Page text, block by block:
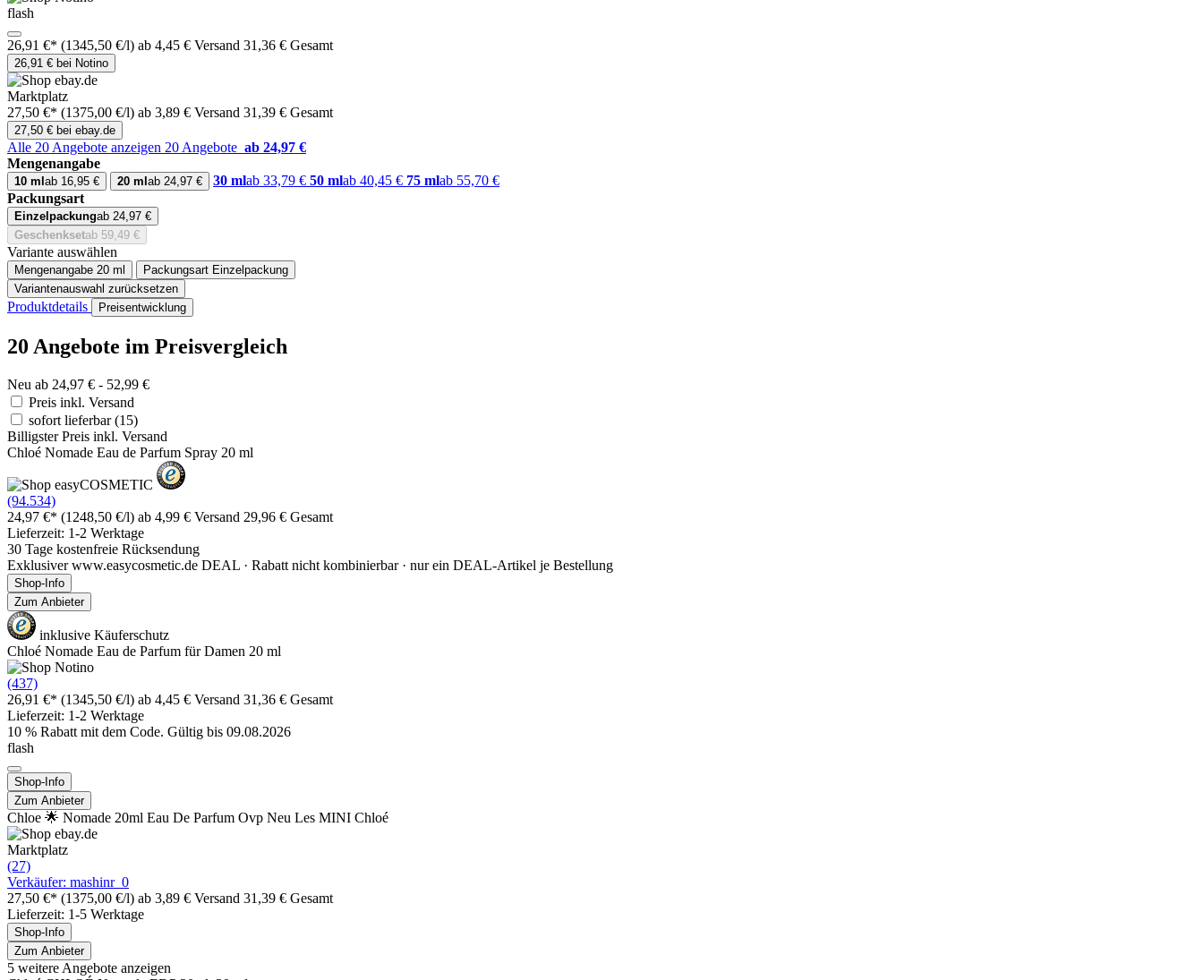
flash
26,91 €* (1345,50 €/l) ab 4,45 € Versand 31,36 € Gesamt
26,91 € bei Notino
Marktplatz
27,50 €* (1375,00 €/l) ab 3,89 € Versand 31,39 € Gesamt
27,50 € bei ebay.de
Alle 20 Angebote anzeigen 20 Angebote ab 24,97 €
Mengenangabe
10 ml ab 16,95 € 20 ml ab 24,97 € 30 mlab 33,79 € 50 mlab 40,45 € 75 mlab 55,70 €
Packungsart
Einzelpackungab 24,97 €
Geschenksetab 59,49 €
Variante auswählen
Mengenangabe 20 ml Packungsart Einzelpackung
Variantenauswahl zurücksetzen
Produktdetails Preisentwicklung
20 Angebote im Preisvergleich
Neu ab 24,97 € - 52,99 €
Preis inkl. Versand
sofort lieferbar(15)
Billigster Preis inkl. Versand
Chloé Nomade Eau de Parfum Spray 20 ml
(94.534)
24,97 €* (1248,50 €/l) ab 4,99 € Versand 29,96 € Gesamt
Lieferzeit: 1-2 Werktage
30 Tage kostenfreie Rücksendung
Exklusiver www.easycosmetic.de DEAL · Rabatt nicht kombinierbar · nur ein DEAL-Artikel je Bestellung
Shop-Info
Zum Anbieter
inklusive Käuferschutz
Chloé Nomade Eau de Parfum für Damen 20 ml
(437)
26,91 €* (1345,50 €/l) ab 4,45 € Versand 31,36 € Gesamt
Lieferzeit: 1-2 Werktage
10 % Rabatt mit dem Code. Gültig bis 09.08.2026
flash
Shop-Info
Zum Anbieter
Chloe 🌟 Nomade 20ml Eau De Parfum Ovp Neu Les MINI Chloé
Marktplatz
(27)
Verkäufer: mashinr_0
27,50 €* (1375,00 €/l) ab 3,89 € Versand 31,39 € Gesamt
Lieferzeit: 1-5 Werktage
Shop-Info
Zum Anbieter
5 weitere Angebote anzeigen